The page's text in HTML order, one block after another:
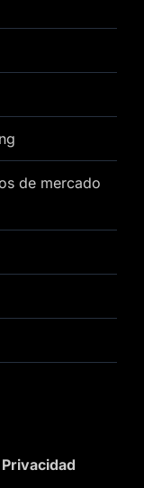
de mercado